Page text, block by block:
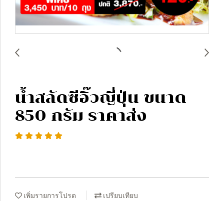
น้ำสลัดซีอิ๊วญี่ปุ่น ขนาด
850 กรัม ราคาส่ง
เพิ่มรายการโปรด เปรียบเทียบ